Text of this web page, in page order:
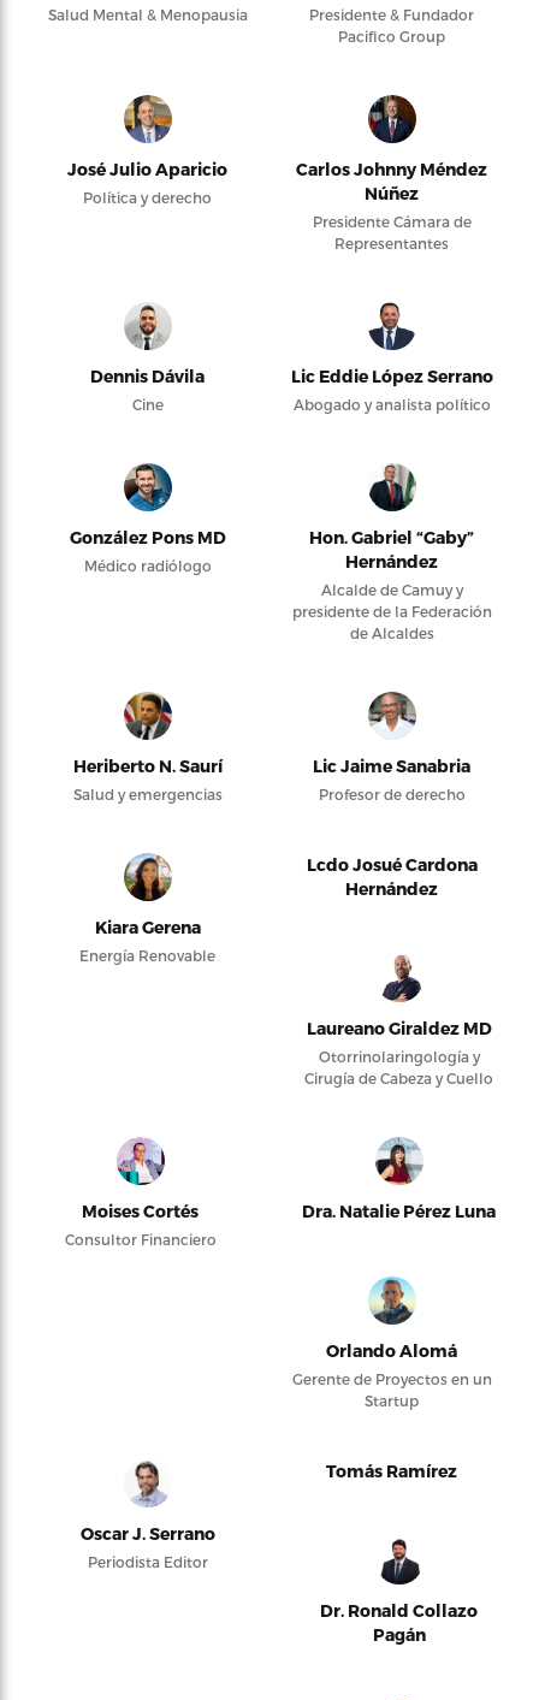
Salud Mental & Menopausia
Presidente & Fundador
Pacifico Group
José Julio Aparicio
Política y derecho
Carlos Johnny Méndez
Núñez
Presidente Cámara de
Representantes
Dennis Dávila
Cine
Lic Eddie López Serrano
Abogado y analista político
González Pons MD
Médico radiólogo
Hon. Gabriel “Gaby”
Hernández
Alcalde de Camuy y
presidente de la Federación
de Alcaldes
Heriberto N. Saurí
Salud y emergencias
Lic Jaime Sanabria
Profesor de derecho
Kiara Gerena
Energía Renovable
Lcdo Josué Cardona
Hernández
Laureano Giraldez MD
Otorrinolaringología y
Cirugía de Cabeza y Cuello
Moises Cortés
Consultor Financiero
Dra. Natalie Pérez Luna
Orlando Alomá
Gerente de Proyectos en un
Startup
Oscar J. Serrano
Periodista Editor
Tomás Ramírez
Dr. Ronald Collazo
Pagán